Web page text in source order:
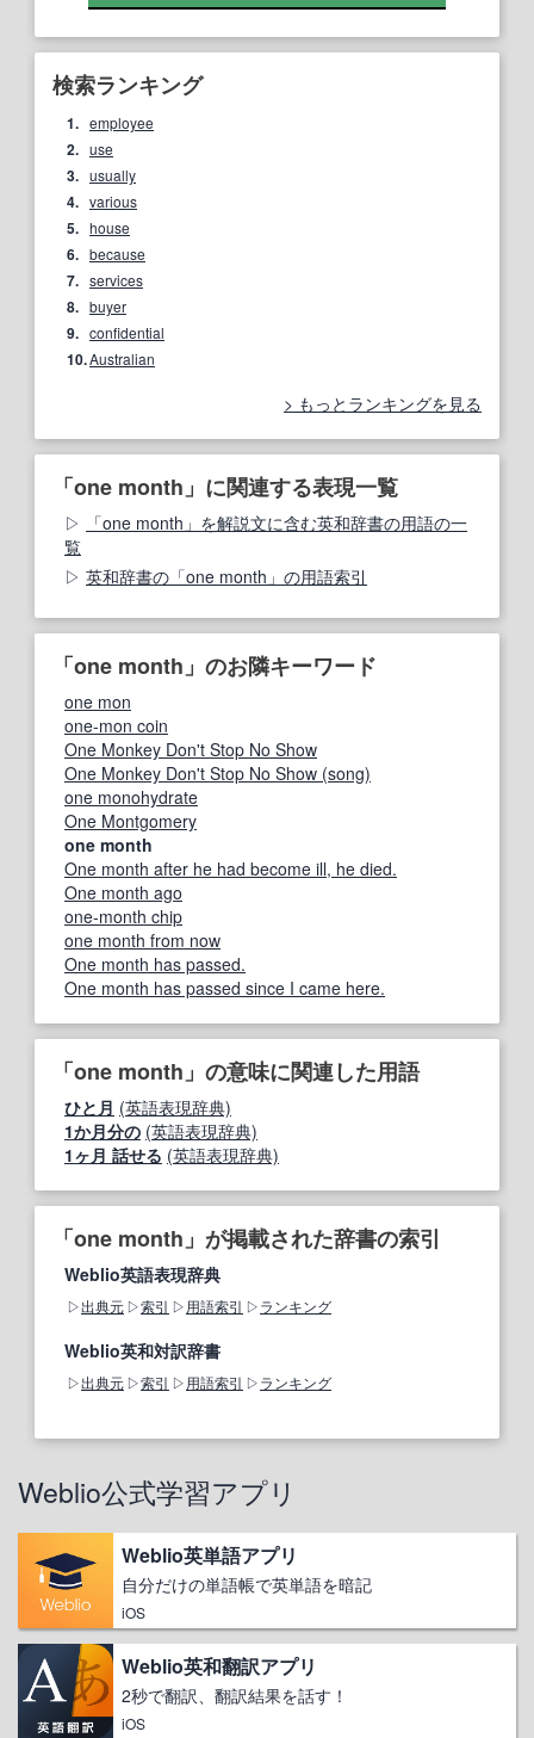
検索ランキング
1. employee
2. use
3. usually
4. various
5. house
6. because
7. services
8. buyer
9. confidential
10.Australian
もっとランキングを見る
「one month」に関連する表現一覧
「one month」を解説文に含む英和辞書の用語の一
覧
英和辞書の「one month」の用語索引
「one month」のお隣キーワード
one mon
one-mon coin
One Monkey Don't Stop No Show
One Monkey Don't Stop No Show (song)
one monohydrate
One Montgomery
one month
One month after he had become ill, he died.
One month ago
one‐month chip
one month from now
One month has passed.
One month has passed since I came here.
「one month」の意味に関連した用語
ひと月 (英語表現辞典)
1か月分の (英語表現辞典)
1ヶ月 話せる (英語表現辞典)
「one month」が掲載された辞書の索引
Weblio英語表現辞典
出典元 索引 用語索引 ランキング
Weblio英和対訳辞書
出典元 索引 用語索引 ランキング
Weblio公式学習アプリ
Weblio英単語アプリ
自分だけの単語帳で英単語を暗記
iOS
Weblio英和翻訳アプリ
2秒で翻訳、翻訳結果を話す！
iOS